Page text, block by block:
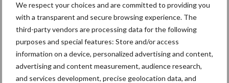
We respect your choices and are committed to providing you
with a transparent and secure browsing experience. The
third-party vendors are processing data for the following
purposes and special features: Store and/or access
information on a device, personalized advertising and content,
advertising and content measurement, audience research,
and services development, precise geolocation data, and
Themapagina's
Diergezondheid Bemesting Fokkerij